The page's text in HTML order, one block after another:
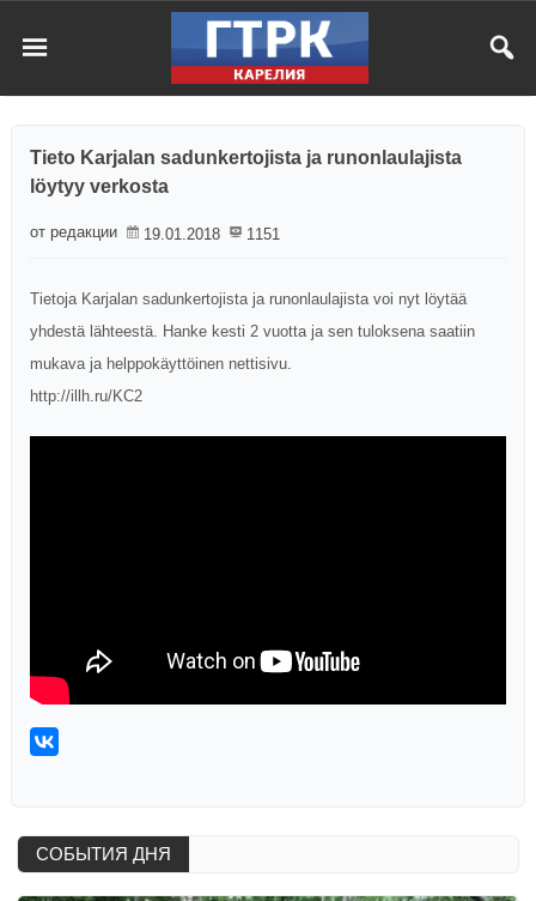
Tieto Karjalan sadunkertojista ja runonlaulajista
löytyy verkosta
от редакции 19.01.2018 1151
Tietoja Karjalan sadunkertojista ja runonlaulajista voi nyt löytää
yhdestä lähteestä. Hanke kesti 2 vuotta ja sen tuloksena saatiin
mukava ja helppokäyttöinen nettisivu.
http://illh.ru/KC2
СОБЫТИЯ ДНЯ